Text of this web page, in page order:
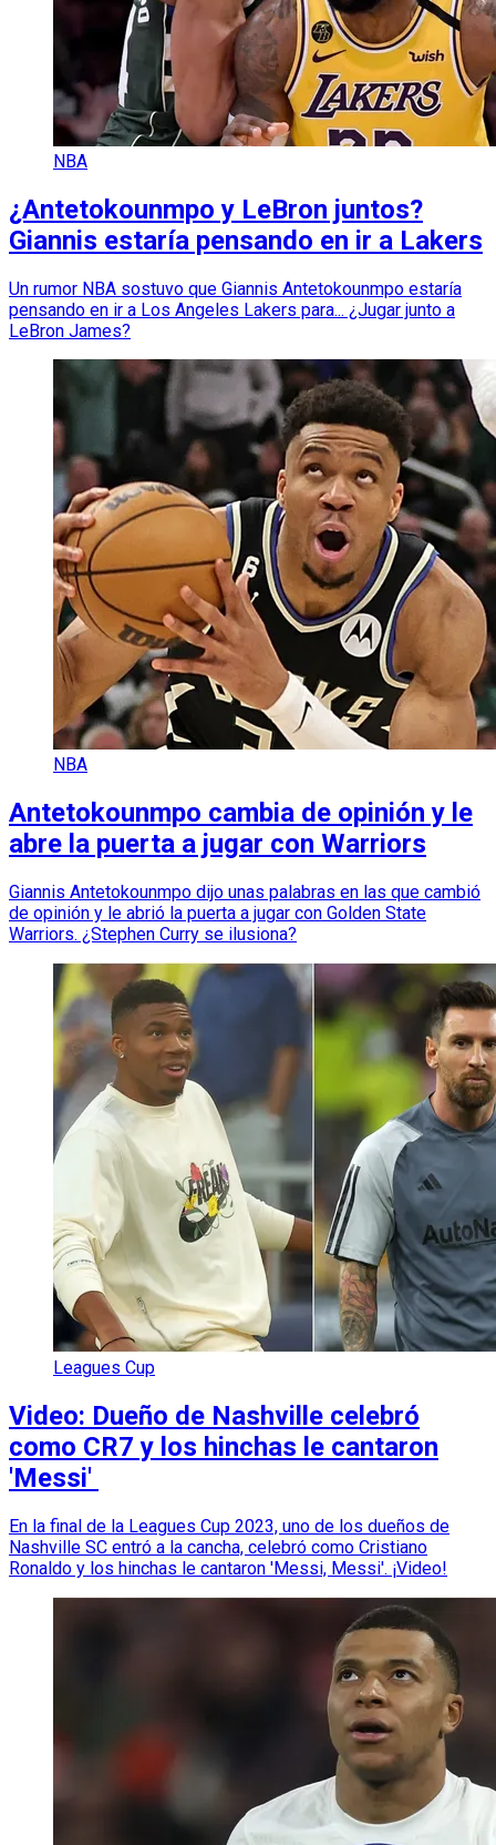
NBA
¿Antetokounmpo y LeBron juntos?
Giannis estaría pensando en ir a Lakers
Un rumor NBA sostuvo que Giannis Antetokounmpo estaría
pensando en ir a Los Angeles Lakers para... ¿Jugar junto a
LeBron James?
NBA
Antetokounmpo cambia de opinión y le
abre la puerta a jugar con Warriors
Giannis Antetokounmpo dijo unas palabras en las que cambió
de opinión y le abrió la puerta a jugar con Golden State
Warriors. ¿Stephen Curry se ilusiona?
Leagues Cup
Video: Dueño de Nashville celebró
como CR7 y los hinchas le cantaron
'Messi'
En la final de la Leagues Cup 2023, uno de los dueños de
Nashville SC entró a la cancha, celebró como Cristiano
Ronaldo y los hinchas le cantaron 'Messi, Messi'. ¡Video!